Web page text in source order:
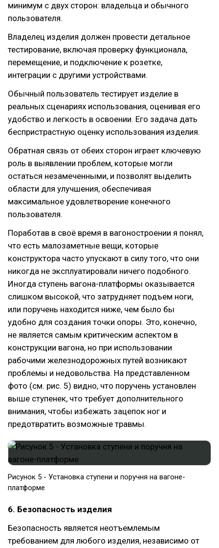
минимум с двух сторон: владельца и обычного
пользователя.
Владелец изделия должен провести детальное
тестирование, включая проверку функционала,
перемещение, и подключение к розетке,
интеграции с другими устройствами.
Обычный пользователь тестирует изделие в
реальных сценариях использования, оценивая его
удобство и легкость в освоении. Его задача дать
беспристрастную оценку использования изделия.
Обратная связь от обеих сторон играет ключевую
роль в выявлении проблем, которые могли
остаться незамеченными, и позволят выделить
области для улучшения, обеспечивая
максимальное удовлетворение конечного
пользователя.
Поработав в своё время в вагоностроении я понял,
что есть малозаметные вещи, которые
конструктора часто упускают в силу того, что они
никогда не эксплуатировали ничего подобного.
Иногда ступень вагона-платформы оказывается
слишком высокой, что затрудняет подъем ноги,
или поручень находится ниже, чем было бы
удобно для создания точки опоры. Это, конечно,
не является самым критическим аспектом в
конструкции вагона, но при использовании
рабочими железнодорожных путей возникают
проблемы и недовольства. На представленном
фото (см. рис. 5) видно, что поручень установлен
выше ступенек, что требует дополнительного
внимания, чтобы избежать зацепок ног и
предотвратить возможные травмы.
Рисунок 5 - Установка ступени и поручня на вагоне-
платформе
6. Безопасность изделия
Безопасность является неотъемлемым
требованием для любого изделия, независимо от